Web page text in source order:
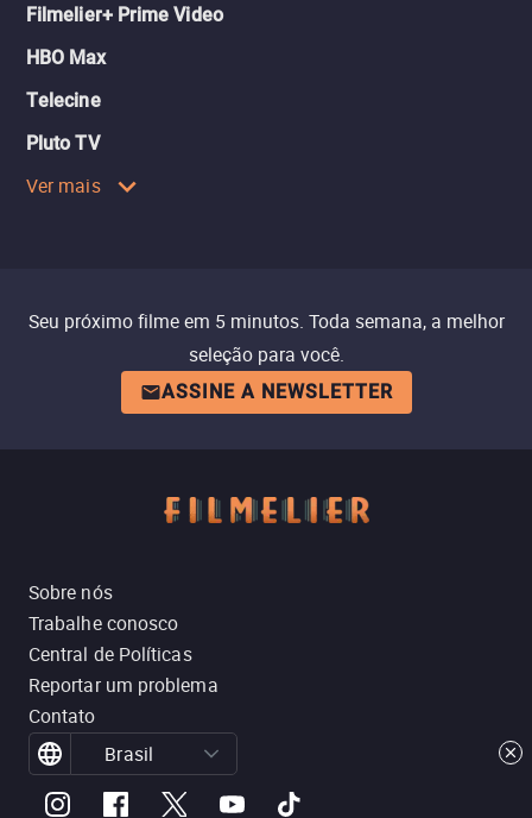
Filmelier+ Prime Video
HBO Max
Telecine
Pluto TV
Ver mais
Seu próximo filme em 5 minutos. Toda semana, a melhor
seleção para você.
ASSINE A NEWSLETTER
Sobre nós
Trabalhe conosco
Central de Políticas
Reportar um problema
Contato
Brasil